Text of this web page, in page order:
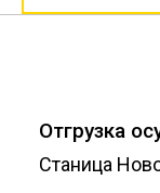
Отгрузка
Станица